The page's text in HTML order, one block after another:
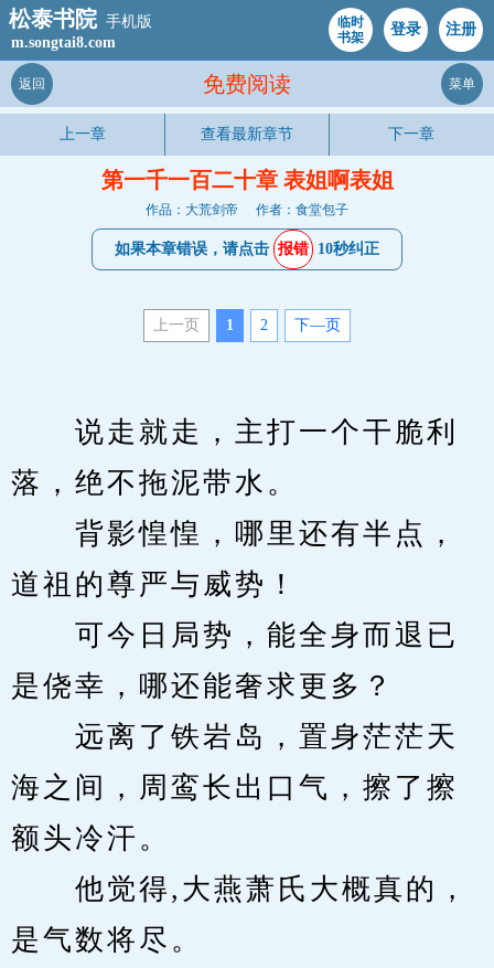
松泰书院 手机版
m.songtai8.com
临时
书架
登录 注册
免费阅读
返回 菜单
上一章 查看最新章节 下一章
第一千一百二十章 表姐啊表姐
作品：大荒剑帝 作者：食堂包子
如果本章错误，请点击 报错 10秒纠正
上一页 1 2 下—页
说走就走，主打一个干脆利
落，绝不拖泥带水。
背影惶惶，哪里还有半点，
道祖的尊严与威势！
可今日局势，能全身而退已
是侥幸，哪还能奢求更多？
远离了铁岩岛，置身茫茫天
海之间，周鸾长出口气，擦了擦
额头冷汗。
他觉得,大燕萧氏大概真的，
是气数将尽。